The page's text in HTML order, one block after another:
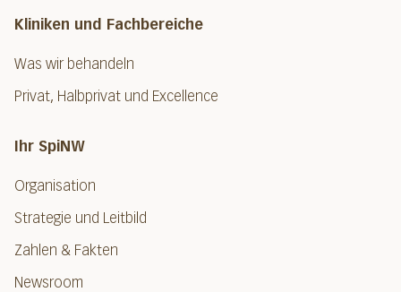
Kliniken und Fachbereiche
Was wir behandeln
Privat, Halbprivat und Excellence
Ihr SpiNW
Organisation
Strategie und Leitbild
Zahlen & Fakten
Newsroom